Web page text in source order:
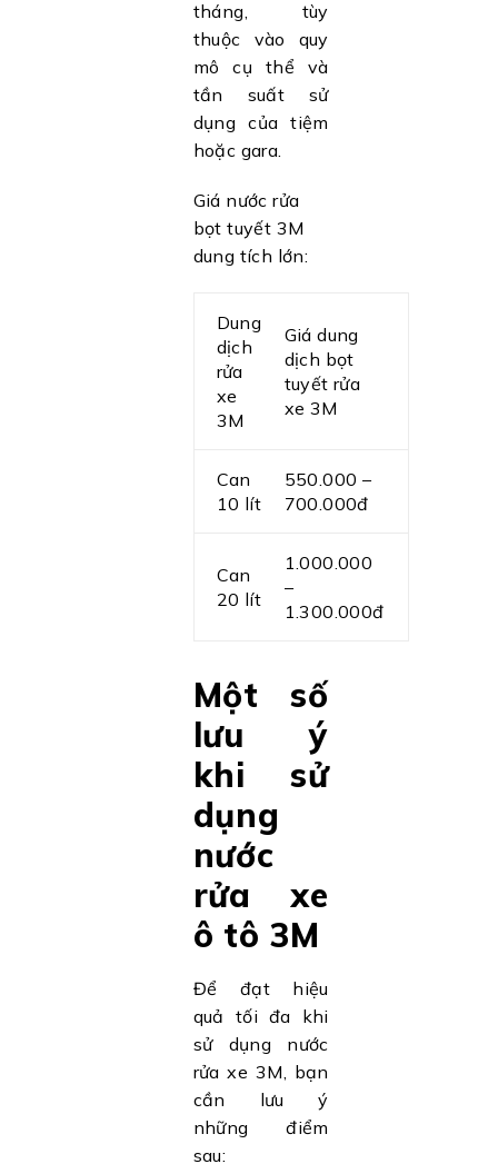
tháng, tùy
thuộc vào quy
mô cụ thể và
tần suất sử
dụng của tiệm
hoặc gara.
Giá nước rửa
bọt tuyết 3M
dung tích lớn:
Dung
dịch
rửa
xe
3M
Giá dung
dịch bọt
tuyết rửa
xe 3M
Can
10 lít
550.000 –
700.000đ
Can
20 lít
1.000.000
–
1.300.000đ
Một số
lưu ý
khi sử
dụng
nước
rửa xe
ô tô 3M
Để đạt hiệu
quả tối đa khi
sử dụng nước
rửa xe 3M, bạn
cần lưu ý
những điểm
sau: